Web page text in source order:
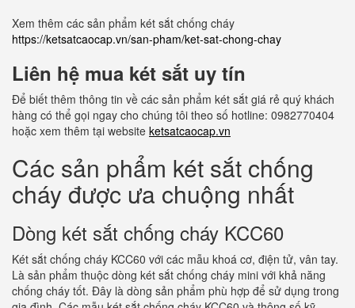
Xem thêm các sản phẩm két sắt chống cháy
https://ketsatcaocap.vn/san-pham/ket-sat-chong-chay
Liên hệ mua két sắt uy tín
Để biết thêm thông tin về các sản phẩm két sắt giá rẻ quý khách
hàng có thể gọi ngay cho chúng tôi theo số hotline: 0982770404
hoặc xem thêm tại website ketsatcaocap.vn
Các sản phẩm két sắt chống
cháy được ưa chuộng nhất
Dòng két sắt chống cháy KCC60
Két sắt chống cháy KCC60 với các mẫu khoá cơ, điện tử, vân tay.
Là sản phẩm thuộc dòng két sắt chống cháy mini với khả năng
chống cháy tốt. Đây là dòng sản phẩm phù hợp để sử dụng trong